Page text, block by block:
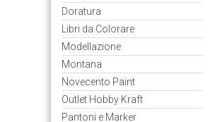
Doratura
Libri da Colorare
Modellazione
Montana
Novecento Paint
Outlet Hobby Kraft
Pantoni e Marker